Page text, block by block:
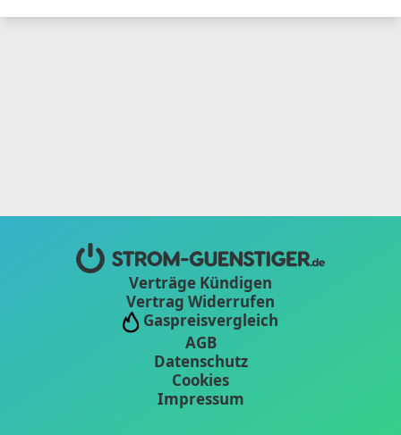
Verträge Kündigen
Vertrag Widerrufen
Gaspreisvergleich
AGB
Datenschutz
Cookies
Impressum